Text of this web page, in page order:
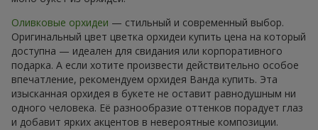
Оливковые орхидеи — стильный и современный выбор.
Оригинальный цвет цветка орхидеи купить цена на который
доступна — идеален для свидания или корпоративного
подарка. А если хотите произвести действительно особое
впечатление, рекомендуем орхидея Ванда купить. Эта
изысканная орхидея в букете не оставит равнодушным ни
одного человека. Её разнообразие оттенков порадует глаз
и добавит ярких акцентов в невероятные композиции.